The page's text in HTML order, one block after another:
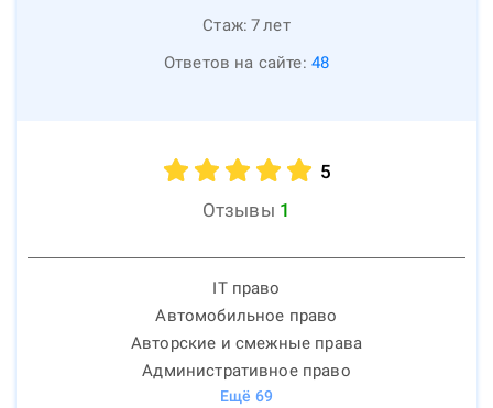
Стаж: 7лет
Ответов на сайте: 48
5
Отзывы 1
IT право
Автомобильное право
Авторские и смежные права
Административное право
Ещё 69